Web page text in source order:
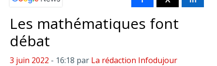
Les mathématiques font
débat
3 juin 2022 - 16:18 par La rédaction Infodujour